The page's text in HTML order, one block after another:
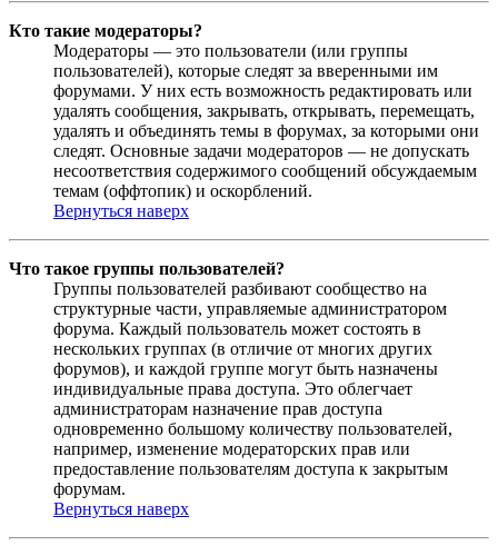
Кто такие модераторы?
Модераторы — это пользователи (или группы
пользователей), которые следят за вверенными им
форумами. У них есть возможность редактировать или
удалять сообщения, закрывать, открывать, перемещать,
удалять и объединять темы в форумах, за которыми они
следят. Основные задачи модераторов — не допускать
несоответствия содержимого сообщений обсуждаемым
темам (оффтопик) и оскорблений.
Вернуться наверх
Что такое группы пользователей?
Группы пользователей разбивают сообщество на
структурные части, управляемые администратором
форума. Каждый пользователь может состоять в
нескольких группах (в отличие от многих других
форумов), и каждой группе могут быть назначены
индивидуальные права доступа. Это облегчает
администраторам назначение прав доступа
одновременно большому количеству пользователей,
например, изменение модераторских прав или
предоставление пользователям доступа к закрытым
форумам.
Вернуться наверх